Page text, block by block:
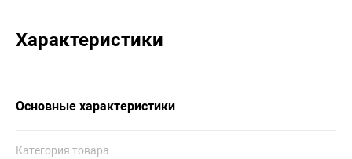
Характеристики
Основные характеристики
Категория товара